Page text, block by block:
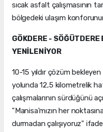
sıcak asfalt çalışmasının
bölgedeki ulaşım
GÖKDERE -
YENİLENİYOR
10-15 yıldır çözüm
yolunda 12,5 kilometrelik
çalışmalarının sürdüğünü
"Manisa'mızın her
durmadan çalışıyoruz"